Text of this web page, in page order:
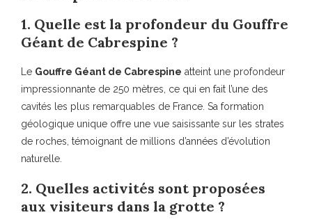
1. Quelle est la profondeur du Gouffre
Géant de Cabrespine ?
Le Gouffre Géant de Cabrespine atteint une profondeur
impressionnante de 250 mètres, ce qui en fait l’une des
cavités les plus remarquables de France. Sa formation
géologique unique offre une vue saisissante sur les strates
de roches, témoignant de millions d’années d’évolution
naturelle.
2. Quelles activités sont proposées
aux visiteurs dans la grotte ?